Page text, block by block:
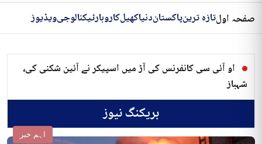
صفحہ اولتازہ ترینپاکستاندنیاکھیلکاروبارٹیکنالوجیویڈیوز
او آئی سی کانفرنس کی آڑ میں اسپیکر نے آئین شکنی کی،
شہباز
بریکنگ نیوز
اہم خبر